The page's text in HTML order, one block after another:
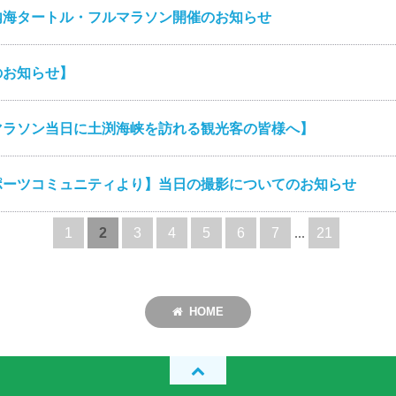
タートル・フルマラソン開催のお知らせ
知らせ】
ソン当日に土渕海峡を訪れる観光客の皆様へ】
ツコミュニティより】当日の撮影についてのお知らせ
1 2 3 4 5 6 7 ... 21
HOME